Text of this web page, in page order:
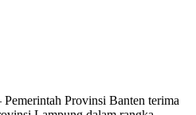
Provinsi Banten terima